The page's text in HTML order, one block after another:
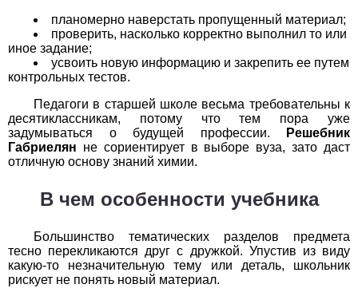
Обществоведение
1
2 3 4
Окружающий мир
1
2 3 4 5 6 7 8 9 10
11
2 3 4 5 6 7 8 9 10
Технология
1
2 3 4 5 6 7
планомерно наверстать пропущенный материал;
проверить, насколько корректно выполнил то или
иное задание;
усвоить новую информацию и закрепить ее путем
контрольных тестов.
Педагоги в старшей школе весьма требовательны к
десятиклассникам, потому что тем пора уже
задумываться о будущей профессии.
Решебник
Габриелян не сориентирует в выборе вуза, зато даст
отличную основу знаний химии.
В чем особенности учебника
Большинство тематических разделов предмета
тесно перекликаются друг с дружкой. Упустив из виду
какую-то незначительную тему или деталь, школьник
рискует не понять новый материал.